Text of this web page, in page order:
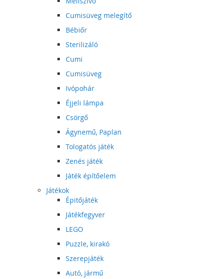
Cumisüveg melegítő
Bébiőr
Sterilizáló
Cumi
Cumisüveg
Ivópohár
Éjjeli lámpa
Csörgő
Ágynemű, Paplan
Tologatós játék
Zenés játék
Játék építőelem
Játékok
Épitőjáték
Játékfegyver
LEGO
Puzzle, kirakó
Szerepjáték
Autó, jármű